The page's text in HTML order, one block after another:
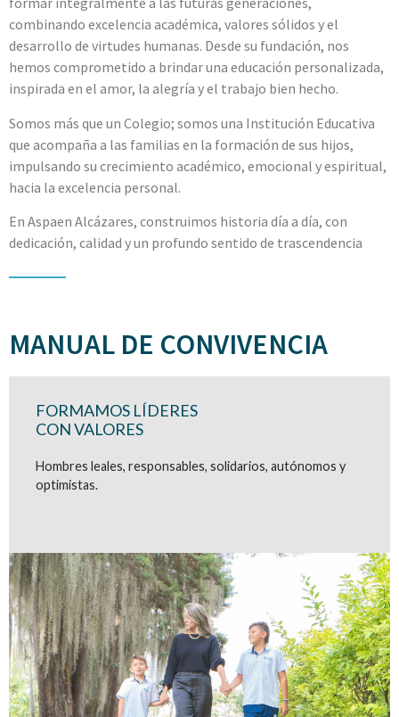
combinando excelencia académica, valores sólidos y el
desarrollo de virtudes humanas. Desde su fundación, nos
hemos comprometido a brindar una educación personalizada,
inspirada en el amor, la alegría y el trabajo bien hecho.
Somos más que un Colegio; somos una Institución Educativa
que acompaña a las familias en la formación de sus hijos,
impulsando su crecimiento académico, emocional y espiritual,
hacia la excelencia personal.
En Aspaen Alcázares, construimos historia día a día, con
dedicación, calidad y un profundo sentido de trascendencia
MANUAL DE CONVIVENCIA
FORMAMOS LÍDERES
CON VALORES
Hombres leales, responsables, solidarios, autónomos y
optimistas.